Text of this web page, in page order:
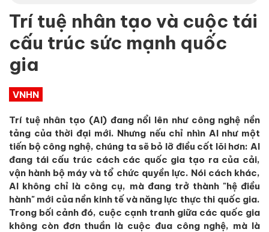
Trí tuệ nhân tạo và cuộc tái
cấu trúc sức mạnh quốc
gia
VNHN
Trí tuệ nhân tạo (AI) đang nổi lên như công nghệ nền
tảng của thời đại mới. Nhưng nếu chỉ nhìn AI như một
tiến bộ công nghệ, chúng ta sẽ bỏ lỡ điều cốt lõi hơn: AI
đang tái cấu trúc cách các quốc gia tạo ra của cải,
vận hành bộ máy và tổ chức quyền lực. Nói cách khác,
AI không chỉ là công cụ, mà đang trở thành "hệ điều
hành" mới của nền kinh tế và năng lực thực thi quốc gia.
Trong bối cảnh đó, cuộc cạnh tranh giữa các quốc gia
không còn đơn thuần là cuộc đua công nghệ, mà là